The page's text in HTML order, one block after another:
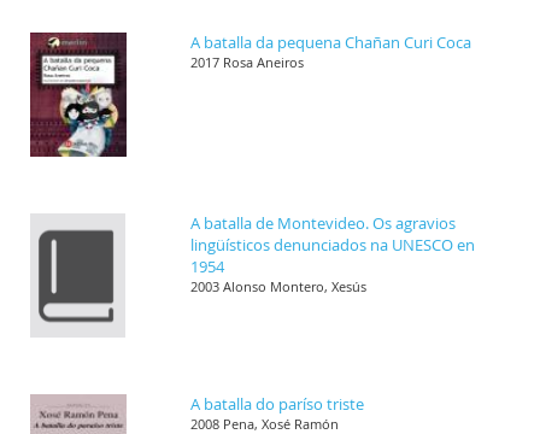
A batalla da pequena Chañan Curi Coca
2017 Rosa Aneiros
A batalla de Montevideo. Os agravios
lingüísticos denunciados na UNESCO en
1954
2003 Alonso Montero, Xesús
A batalla do paríso triste
2008 Pena, Xosé Ramón